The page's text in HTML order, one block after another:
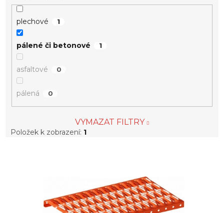
plechové 1
pálené či betonové 1
asfaltové 0
pálená 0
VYMAZAT FILTRY
Položek k zobrazení: 1